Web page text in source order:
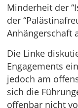
Minderheit der
der
Anhängerschaft
Die Linke
Engagements
jedoch am
sich die
offenbar nicht